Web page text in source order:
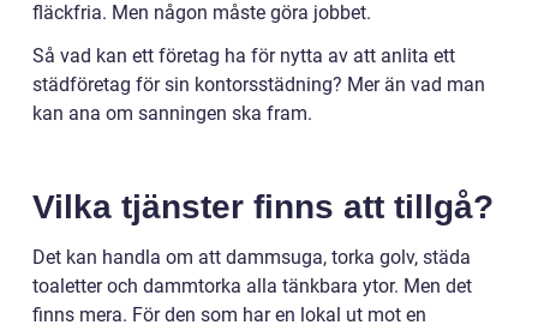
fläckfria. Men någon måste göra jobbet.
Så vad kan ett företag ha för nytta av att anlita ett
städföretag för sin kontorsstädning? Mer än vad man
kan ana om sanningen ska fram.
Vilka tjänster finns att tillgå?
Det kan handla om att dammsuga, torka golv, städa
toaletter och dammtorka alla tänkbara ytor. Men det
finns mera. För den som har en lokal ut mot en